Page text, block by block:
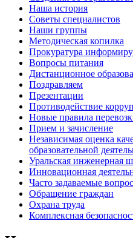
Наша история
Советы специалистов
Наши группы
Методическая копилка
Прокуратура
Вопросы питания
Дистанционное
Поздравляем
Презентации
Противодействие
Новые правила
Прием и зачисление
Независимая оценка
образовательной
Уральская инженерная
Инновационная
Часто задаваемые
Обращение граждан
Охрана труда
Комплексная